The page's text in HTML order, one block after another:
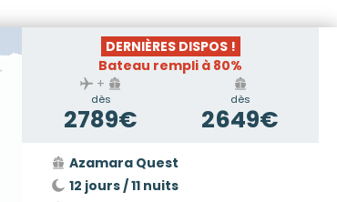
DERNIÈRES DISPOS !
Bateau rempli à 80%
+
dès
2789€
dès
2649€
Azamara Quest
12 jours / 11 nuits